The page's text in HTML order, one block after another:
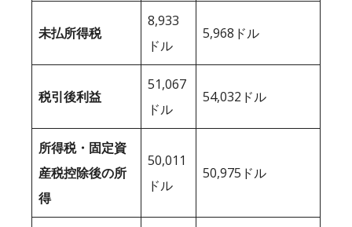
未払所得税
8,933
ドル
5,968ドル
税引後利益
51,067
ドル
54,032ドル
所得税・固定資
産税控除後の所
得
50,011
ドル
50,975ドル